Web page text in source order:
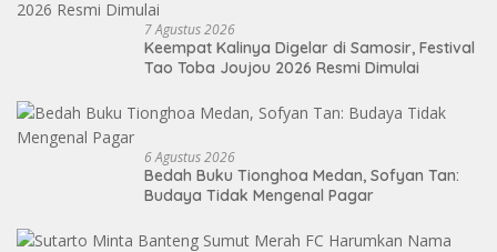
7 Agustus 2026
Keempat Kalinya Digelar di Samosir, Festival
Tao Toba Joujou 2026 Resmi Dimulai
6 Agustus 2026
Bedah Buku Tionghoa Medan, Sofyan Tan:
Budaya Tidak Mengenal Pagar